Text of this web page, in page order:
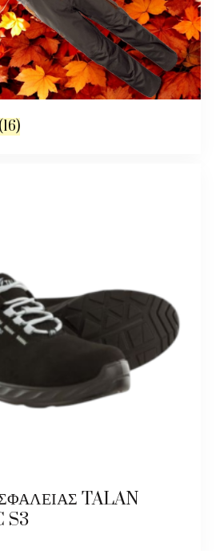
(16)
TALAN
S3